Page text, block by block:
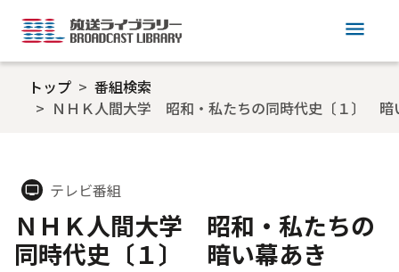
menu
トップ
番組検索
ＮＨＫ人間大学 昭和・私たちの同時代史〔１〕 暗
tv テレビ番組
ＮＨＫ人間大学 昭和・私たちの
同時代史〔１〕 暗い幕あき